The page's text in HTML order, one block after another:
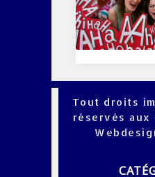
Tout droits
réservés aux